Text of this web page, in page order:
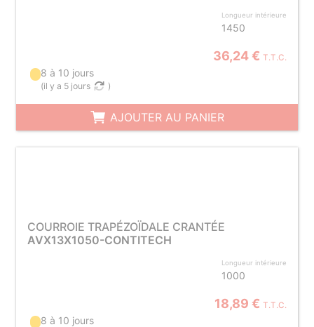
Longueur intérieure
1450
36,24 € T.T.C.
8 à 10 jours
(il y a 5 jours )
AJOUTER AU PANIER
COURROIE TRAPÉZOÏDALE CRANTÉE
AVX13X1050-CONTITECH
Longueur intérieure
1000
18,89 € T.T.C.
8 à 10 jours